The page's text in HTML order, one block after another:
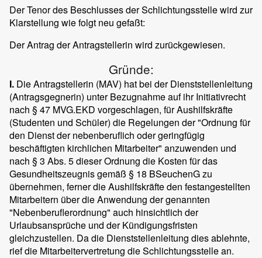
Der Tenor des Beschlusses der Schlichtungsstelle wird zur
Klarstellung wie folgt neu gefaßt:
Der Antrag der Antragstellerin wird zurückgewiesen.
Gründe:
I. Die Antragstellerin (MAV) hat bei der Dienststellenleitung
(Antragsgegnerin) unter Bezugnahme auf ihr Initiativrecht
nach § 47 MVG.EKD vorgeschlagen, für Aushilfskräfte
(Studenten und Schüler) die Regelungen der "Ordnung für
den Dienst der nebenberuflich oder geringfügig
beschäftigten kirchlichen Mitarbeiter" anzuwenden und
nach § 3 Abs. 5 dieser Ordnung die Kosten für das
Gesundheitszeugnis gemäß § 18 BSeuchenG zu
übernehmen, ferner die Aushilfskräfte den festangestellten
Mitarbeitern über die Anwendung der genannten
"Nebenberuflerordnung" auch hinsichtlich der
Urlaubsansprüche und der Kündigungsfristen
gleichzustellen. Da die Dienststellenleitung dies ablehnte,
rief die Mitarbeitervertretung die Schlichtungsstelle an.